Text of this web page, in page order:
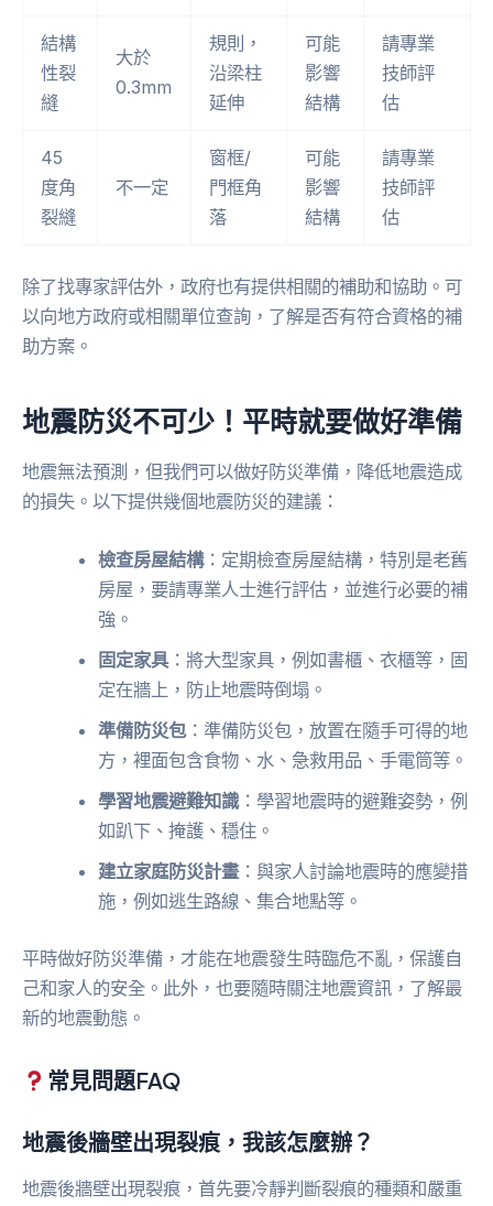
結構
性裂
縫
大於
0.3mm
規則，
沿梁柱
延伸
可能
影響
結構
請專業
技師評
估
45
度角
裂縫
不一定
窗框/
門框角
落
可能
影響
結構
請專業
技師評
估
除了找專家評估外，政府也有提供相關的補助和協助。可
以向地方政府或相關單位查詢，了解是否有符合資格的補
助方案。
地震防災不可少！平時就要做好準備
地震無法預測，但我們可以做好防災準備，降低地震造成
的損失。以下提供幾個地震防災的建議：
檢查房屋結構：定期檢查房屋結構，特別是老舊
房屋，要請專業人士進行評估，並進行必要的補
強。
固定家具：將大型家具，例如書櫃、衣櫃等，固
定在牆上，防止地震時倒塌。
準備防災包：準備防災包，放置在隨手可得的地
方，裡面包含食物、水、急救用品、手電筒等。
學習地震避難知識：學習地震時的避難姿勢，例
如趴下、掩護、穩住。
建立家庭防災計畫：與家人討論地震時的應變措
施，例如逃生路線、集合地點等。
平時做好防災準備，才能在地震發生時臨危不亂，保護自
己和家人的安全。此外，也要隨時關注地震資訊，了解最
新的地震動態。
常見問題FAQ
地震後牆壁出現裂痕，我該怎麼辦？
地震後牆壁出現裂痕，首先要冷靜判斷裂痕的種類和嚴重